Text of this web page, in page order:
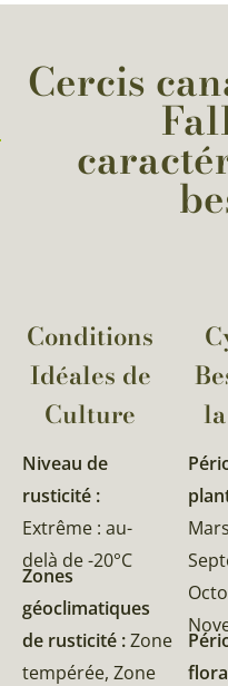
Cercis
Conditions
Idéales de
Culture
Niveau de
rusticité :
Extrême : au-
delà de -20°C
Zones
géoclimatiques
de rusticité :Zone
tempérée, Zone